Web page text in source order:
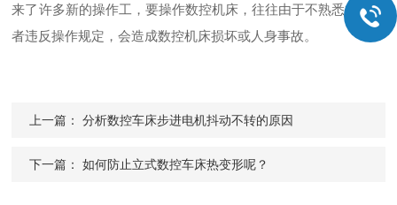
来了许多新的操作工，要操作数控机床，往往由于不熟悉机床或
者违反操作规定，会造成数控机床损坏或人身事故。
上一篇：分析数控车床步进电机抖动不转的原因
下一篇：如何防止立式数控车床热变形呢？